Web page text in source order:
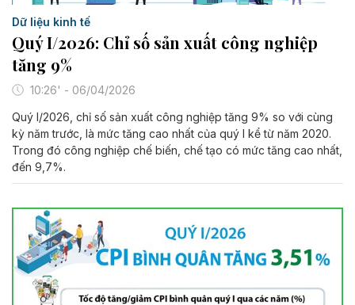
Dữ liệu kinh tế
Quý I/2026: Chỉ số sản xuất công nghiệp
tăng 9%
10:26' - 06/04/2026
Quý I/2026, chỉ số sản xuất công nghiệp tăng 9% so với cùng
kỳ năm trước, là mức tăng cao nhất của quý I kể từ năm 2020.
Trong đó công nghiệp chế biến, chế tạo có mức tăng cao nhất,
đến 9,7%.